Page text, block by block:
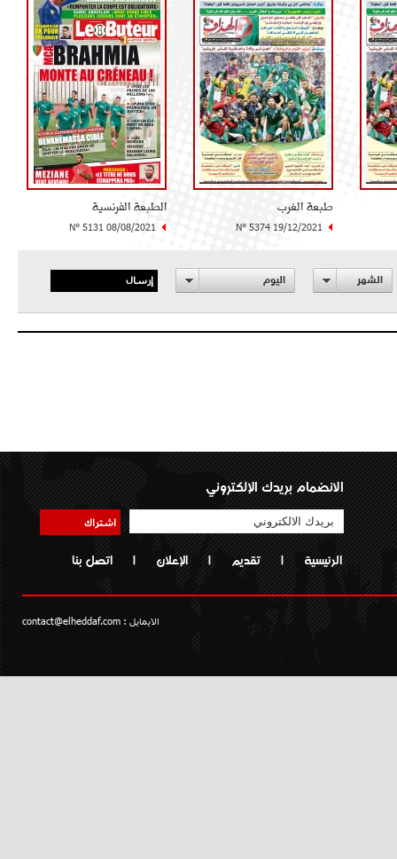
طبعة الغرب
N° 5374 19/12/2021
الطبعة الفرنسية
N° 5131 08/08/2021
الشهر اليوم إرسال
الانضمام بريدك الإلكتروني
اشتراك
الرئيسية | تقديم | الإعلان | اتصل بنا
الايمايل : contact@elheddaf.com